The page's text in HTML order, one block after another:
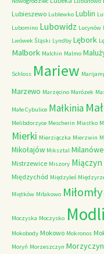
Lubieszewo Lublewko Lublin
Lubomino Lubowidz Lucynów
Lwówek Śląski Lyndby Lębork
Malbork Malchin Malmo
Schloss Mariew
Marzewo Marzęcino Marózek
Małe Cybulice Małkinia
Melibdorzyce Mescherin Miastko
Mierki Mierziączka Mierzwin
Mikołajów Miksztal
Mistrzewice Miszory Miączyn
Międzychód Międzyleś
Miętków Miłakowo
Moczyska Moczysko
Mokobody Mokowo Mokronos
Moryń Morzeszczyn Morzyczyn